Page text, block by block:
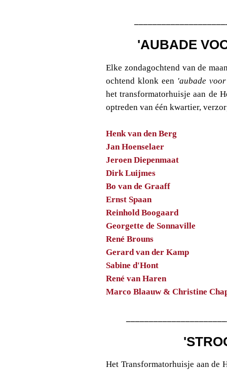
'AUBADE
Elke zondagochtend van de
ochtend klonk een 'aubade
het transformatorhuisje aan de
optreden van één kwartier,
Henk van den Berg
Jan Hoenselaer
Jeroen Diepenmaat
Dirk Luijmes
Bo van de Graaff
Ernst Spaan
Reinhold Boogaard
Georgette de Sonnaville
René Brouns
Gerard van der Kamp
Sabine d'Hont
René van Haren
Marco Blaauw & Christine
Het Transformatorhuisje aan de